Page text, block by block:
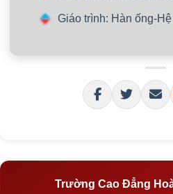
Giáo trình: Hàn ống-
Trường Cao Đẳng